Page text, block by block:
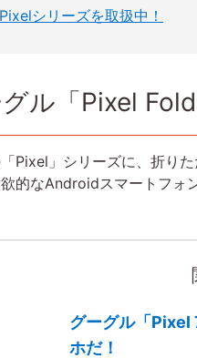
シリーズを取扱中！
ル「Pixel Fold
Pixel」シリーズに、折り
的なAndroidスマートフォ
グーグル「Pixel
ホだ！